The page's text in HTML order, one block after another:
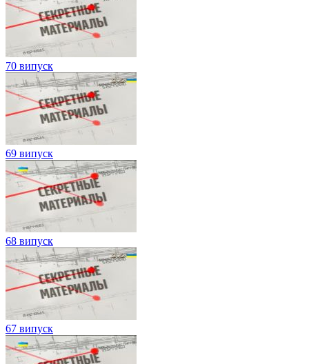
70 випуск
69 випуск
68 випуск
67 випуск